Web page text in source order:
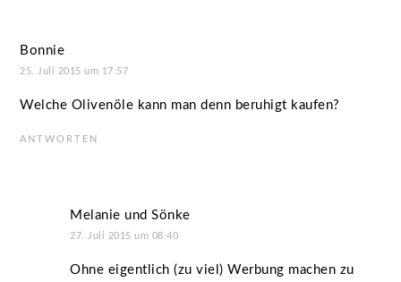
Bonnie
25. Juli 2015 um 17:57
Welche Olivenöle kann man denn beruhigt kaufen?
ANTWORTEN
Melanie und Sönke
27. Juli 2015 um 08:40
Ohne eigentlich (zu viel) Werbung machen zu